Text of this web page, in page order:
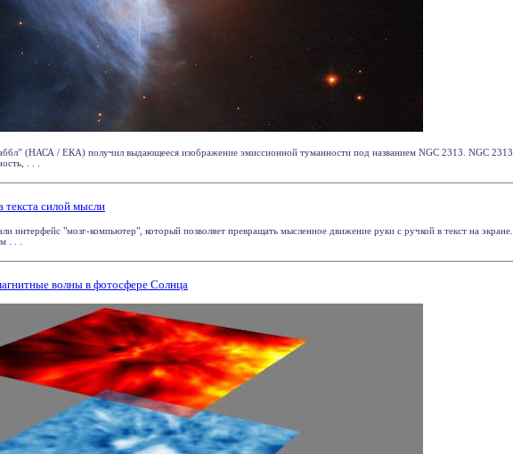
(НАСА / ЕКА) получил выдающееся изображение эмиссионной туманности под названием NGC 2313. NGC 2313
. . .
текста силой мысли
интерфейс "мозг-компьютер", который позволяет превращать мысленное движение руки с ручкой в текст на экране.
. . .
волны в фотосфере Солнца